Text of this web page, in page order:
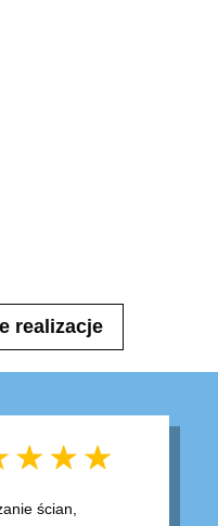
realizacje
ścian,